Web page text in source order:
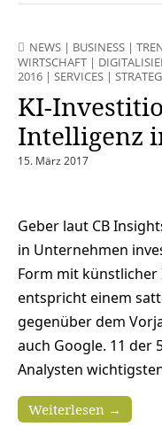
NEWS | BUSINESS |
WIRTSCHAFT |
2016 | SERVICES |
KI-
Intelligenz
15. März 2017
Geber laut CB
in Unternehmen
Form mit künstlicher
entspricht einem
gegenüber dem
auch Google. 11 der
Analysten
Weiterlesen →